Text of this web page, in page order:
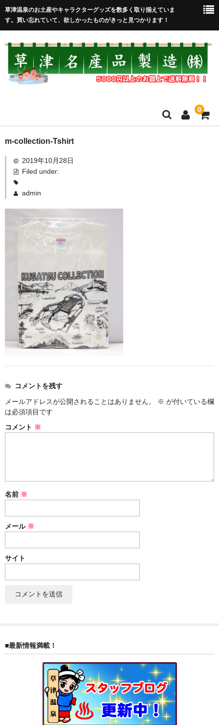
草津温泉のお土産やキャラクターグッズを数多く取り揃えていま
す。買い忘れていて、欲しかったものがきっと見つかります！
0
HOME
在庫処分セール
全取扱商品
お勧め商品
MONDE SELECTION
ご当地シリーズ
草津産熊笹
その他
キャラクター
ゆもみちゃん
スイーツ
文具
雑貨
文具
クッキー
ケーキ
まんじゅう
スナック
m-collection-Tshirt
2019年10月28日
Filed under:
admin
コメントを残す
メールアドレスが公開されることはありません。
※ が付いている欄
は必須項目です
コメント ※
名前 ※
メール ※
サイト
■最新情報満載！